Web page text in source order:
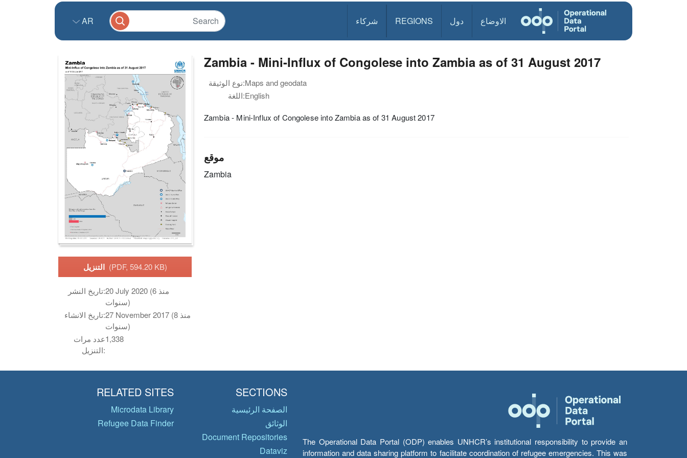
الاوضاع دول REGIONS شركاء AR
التنزيل (PDF, 594.20 KB)
تاريخ النشر:20 July 2020 (منذ 6
سنوات)
تاريخ الانشاء:27 November 2017 (منذ 8
سنوات)
عدد مرات
التنزيل:
1,338
Zambia - Mini-Influx of Congolese into Zambia as of 31 August 2017
نوع الوثيقة:Maps and geodata
اللغة:English
Zambia - Mini-Influx of Congolese into Zambia as of 31 August 2017
موقع
Zambia
The Operational Data Portal (ODP) enables UNHCR’s institutional responsibility to provide an
information and data sharing platform to facilitate coordination of refugee emergencies. This was
SECTIONS
الصفحة الرئيسية
الوثائق
Document Repositories
Dataviz
RELATED SITES
Microdata Library
Refugee Data Finder